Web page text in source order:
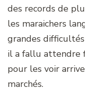
des records de
les maraichers
grandes
il a fallu attendre
pour les voir
marchés.